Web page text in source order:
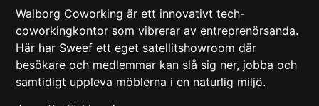
Walborg Coworking är ett innovativt tech-
coworkingkontor som vibrerar av entreprenörsanda.
Här har Sweef ett eget satellitshowroom där
besökare och medlemmar kan slå sig ner, jobba och
samtidigt uppleva möblerna i en naturlig miljö.